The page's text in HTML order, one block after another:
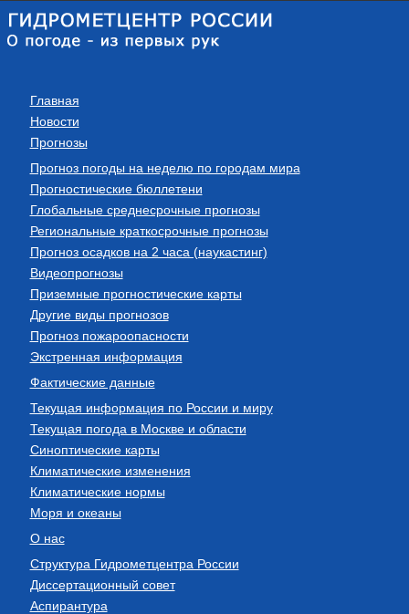
Главная
Новости
Прогнозы
Прогноз погоды на неделю по городам мира
Прогностические бюллетени
Глобальные среднесрочные прогнозы
Региональные краткосрочные прогнозы
Прогноз осадков на 2 часа (наукастинг)
Видеопрогнозы
Приземные прогностические карты
Другие виды прогнозов
Прогноз пожароопасности
Экстренная информация
Фактические данные
Текущая информация по России и миру
Текущая погода в Москве и области
Синоптические карты
Климатические изменения
Климатические нормы
Моря и океаны
О нас
Структура Гидрометцентра России
Диссертационный совет
Аспирантура